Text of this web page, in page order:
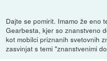
Dajte se pomirit. Imamo že eno
Gearbesta, kjer so znanstveno
kot mobilci priznanih svetovnih
zasvinjat s temi "znanstvenimi